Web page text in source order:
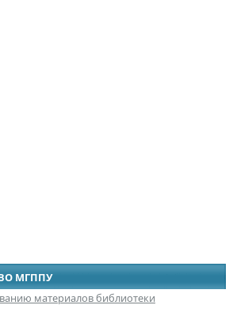
МГППУ
материалов библиотеки